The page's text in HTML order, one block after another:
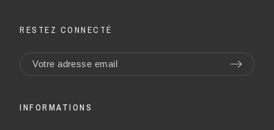
RESTEZ CONNECTÉ
INFORMATIONS